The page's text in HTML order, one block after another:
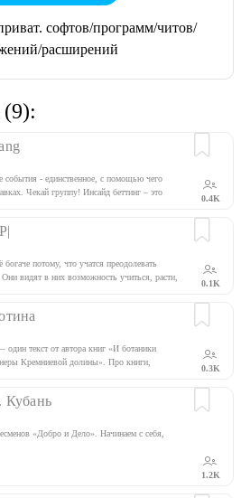
софтов/программ/читов/
расширений
события - единственное, с помощью чего
Чекай группу! Инсайд беттинг – это
0.4K
богаче потому, что учатся преодолевать
видят в них возможность учиться, расти,
0.1K
текст от автора книг «И ботаники
Кремниевой долины». Про книги,
0.3K
Кубань
«Добро и Дело». Начинаем с себя,
1.2K